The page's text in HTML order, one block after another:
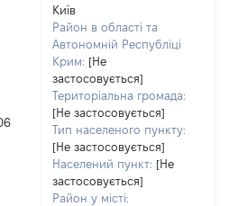
Київ
Район в області та
Автономній Республіці
Крим: [Не
застосовується]
Територіальна громада:
[Не застосовується]
Тип населеного пункту:
[Не застосовується]
Населений пункт: [Не
застосовується]
Район у місті: